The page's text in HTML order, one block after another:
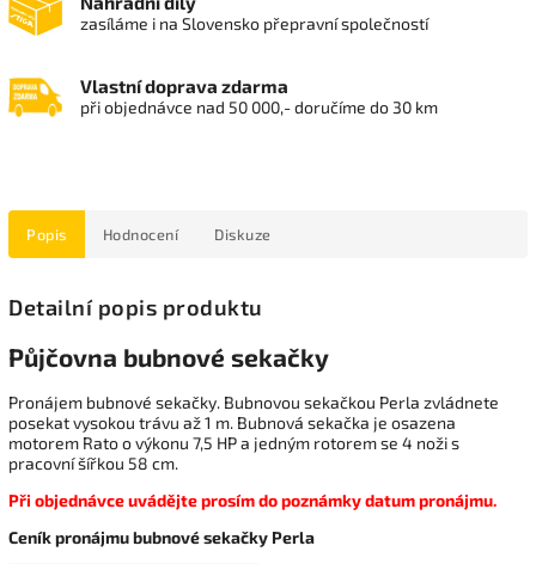
zasíláme i na Slovensko přepravní společností
Vlastní doprava zdarma
při objednávce nad 50 000,- doručíme do 30 km
Popis Hodnocení Diskuze
Detailní popis produktu
Půjčovna bubnové sekačky
Pronájem bubnové sekačky. Bubnovou sekačkou Perla zvládnete
posekat vysokou trávu až 1 m. Bubnová sekačka je osazena
motorem Rato o výkonu 7,5 HP a jedným rotorem se 4 noži s
pracovní šířkou 58 cm.
Při objednávce uvádějte prosím do poznámky datum pronájmu.
Ceník pronájmu bubnové sekačky Perla